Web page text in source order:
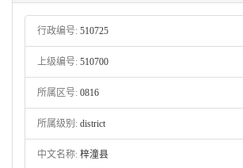
行政编号: 510725
上级编号: 510700
所属区号: 0816
所属级别: district
中文名称: 梓潼县